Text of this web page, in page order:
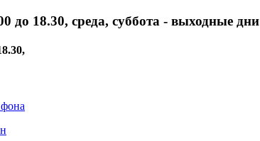
до 18.30, среда, суббота - выходные дни